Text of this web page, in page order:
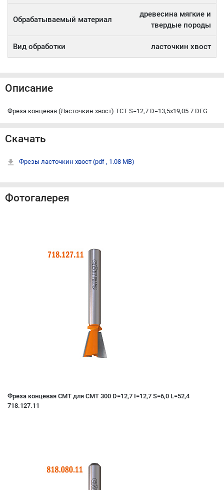
Обрабатываемый материал
древесина мягкие и
твердые породы
Вид обработки ласточкин хвост
Описание
Фреза концевая (Ласточкин хвост) TCT S=12,7 D=13,5x19,05 7 DEG
Скачать
Фрезы ласточкин хвост (pdf , 1.08 MB)
Фотогалерея
Фреза концевая CMT для СМТ 300 D=12,7 I=12,7 S=6,0 L=52,4
718.127.11